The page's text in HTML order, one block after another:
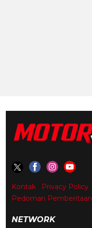
Kontak Privacy Policy
Pedoman Pemberitaan
NETWORK